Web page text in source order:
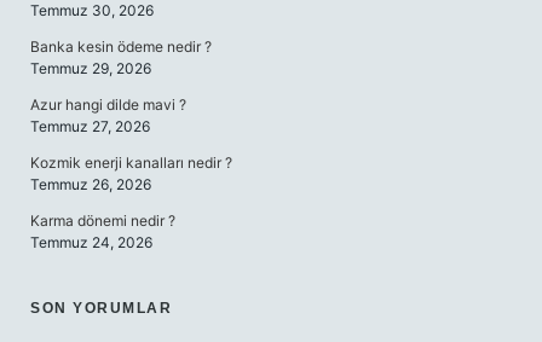
Temmuz 30, 2026
Banka kesin ödeme nedir ?
Temmuz 29, 2026
Azur hangi dilde mavi ?
Temmuz 27, 2026
Kozmik enerji kanalları nedir ?
Temmuz 26, 2026
Karma dönemi nedir ?
Temmuz 24, 2026
SON YORUMLAR